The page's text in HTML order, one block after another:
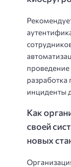
проведение
разработка
инциденты
Как
своей
новых